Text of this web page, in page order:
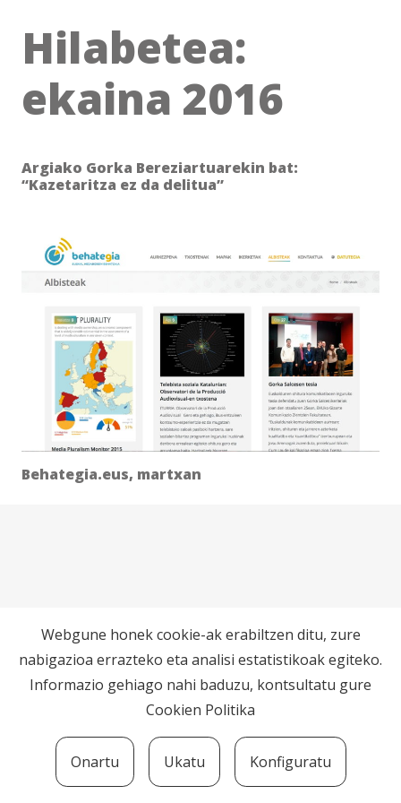
Hilabetea:
ekaina 2016
Argiako Gorka Bereziartuarekin bat:
“Kazetaritza ez da delitua”
Behategia.eus, martxan
Webgune honek cookie-ak erabiltzen ditu, zure
nabigazioa errazteko eta analisi estatistikoak egiteko.
Informazio gehiago nahi baduzu, kontsultatu gure
Cookien Politika
Onartu Ukatu Konfiguratu